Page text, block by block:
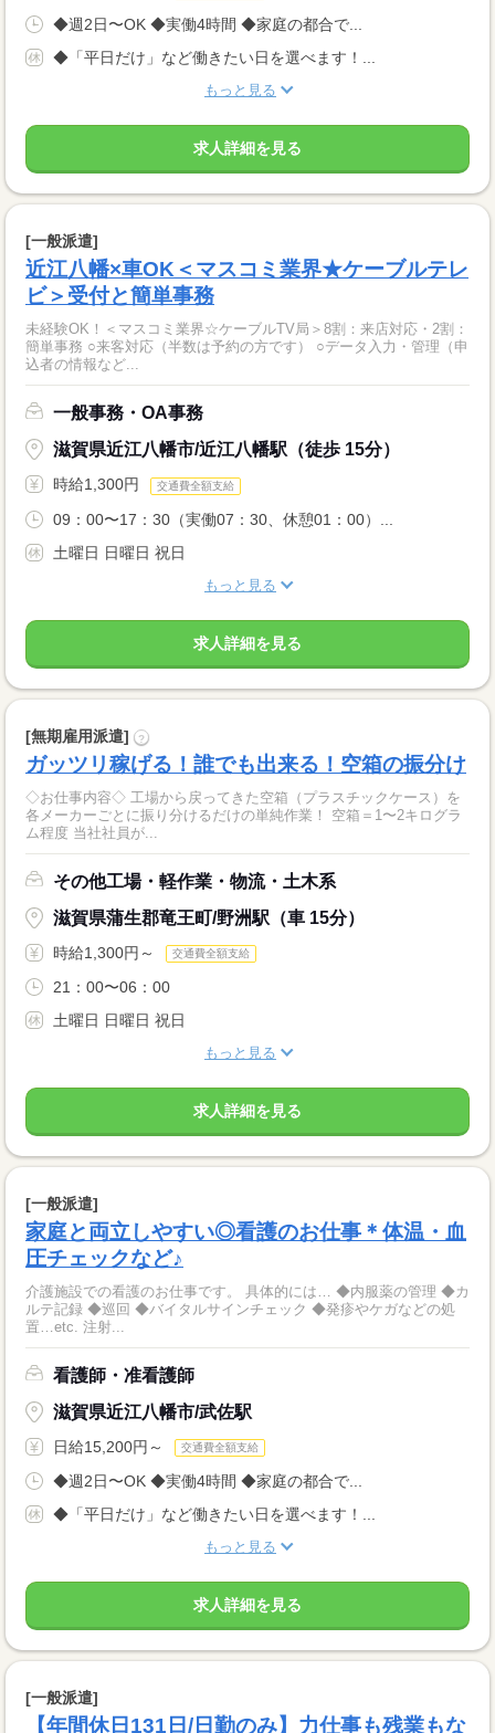
◆週2日〜OK ◆実働4時間 ◆家庭の都合で...
◆「平日だけ」など働きたい日を選べます！...
もっと見る
求人詳細を見る
[一般派遣]
近江八幡×車OK＜マスコミ業界★ケーブルテレ
ビ＞受付と簡単事務
未経験OK！＜マスコミ業界☆ケーブルTV局＞8割：来店対応・2割：
簡単事務 ○来客対応（半数は予約の方です） ○データ入力・管理（申
込者の情報など...
一般事務・OA事務
滋賀県近江八幡市/近江八幡駅（徒歩 15分）
時給1,300円 交通費全額支給
09：00〜17：30（実働07：30、休憩01：00）...
土曜日 日曜日 祝日
もっと見る
求人詳細を見る
[無期雇用派遣] ?
ガッツリ稼げる！誰でも出来る！空箱の振分け
◇お仕事内容◇ 工場から戻ってきた空箱（プラスチックケース）を
各メーカーごとに振り分けるだけの単純作業！ 空箱＝1〜2キログラ
ム程度 当社社員が...
その他工場・軽作業・物流・土木系
滋賀県蒲生郡竜王町/野洲駅（車 15分）
時給1,300円～ 交通費全額支給
21：00〜06：00
土曜日 日曜日 祝日
もっと見る
求人詳細を見る
[一般派遣]
家庭と両立しやすい◎看護のお仕事＊体温・血
圧チェックなど♪
介護施設での看護のお仕事です。 具体的には… ◆内服薬の管理 ◆カ
ルテ記録 ◆巡回 ◆バイタルサインチェック ◆発疹やケガなどの処
置…etc. 注射...
看護師・准看護師
滋賀県近江八幡市/武佐駅
日給15,200円～ 交通費全額支給
◆週2日〜OK ◆実働4時間 ◆家庭の都合で...
◆「平日だけ」など働きたい日を選べます！...
もっと見る
求人詳細を見る
[一般派遣]
【年間休日131日/日勤のみ】力仕事も残業もな